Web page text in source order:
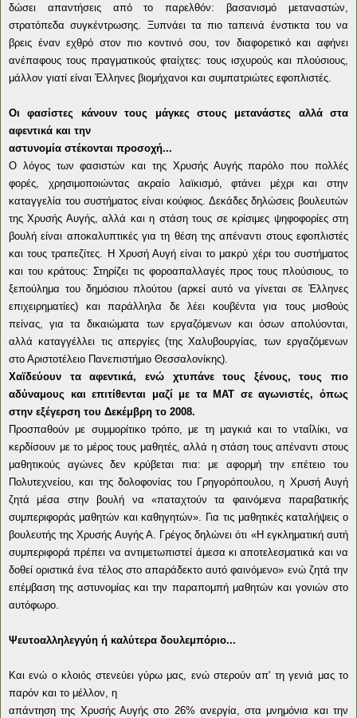
δώσει απαντήσεις από το παρελθόν: βασανισμό μεταναστών,
στρατόπεδα συγκέντρωσης. Ξυπνάει τα πιο ταπεινά ένστικτα του να
βρεις έναν εχθρό στον πιο κοντινό σου, τον διαφορετικό και αφήνει
ανέπαφους τους πραγματικούς φταίχτες: τους ισχυρούς και πλούσιους,
μάλλον γιατί είναι Έλληνες βιομήχανοι και συμπατριώτες εφοπλιστές.
Οι φασίστες κάνουν τους μάγκες στους μετανάστες αλλά στα
αφεντικά και την
αστυνομία στέκονται προσοχή...
Ο λόγος των φασιστών και της Χρυσής Αυγής παρόλο που πολλές
φορές, χρησιμοποιώντας ακραίο λαϊκισμό, φτάνει μέχρι και στην
καταγγελία του συστήματος είναι κούφιος. Δεκάδες δηλώσεις βουλευτών
της Χρυσής Αυγής, αλλά και η στάση τους σε κρίσιμες ψηφοφορίες στη
βουλή είναι αποκαλυπτικές για τη θέση της απέναντι στους εφοπλιστές
και τους τραπεζίτες. Η Χρυσή Αυγή είναι το μακρύ χέρι του συστήματος
και του κράτους: Στηρίζει τις φοροαπαλλαγές προς τους πλούσιους, το
ξεπούλημα του δημόσιου πλούτου (αρκεί αυτό να γίνεται σε Έλληνες
επιχειρηματίες) και παράλληλα δε λέει κουβέντα για τους μισθούς
πείνας, για τα δικαιώματα των εργαζόμενων και όσων απολύονται,
αλλά καταγγέλλει τις απεργίες (της Χαλυβουργίας, των εργαζόμενων
στο Αριστοτέλειο Πανεπιστήμιο Θεσσαλονίκης).
Χαϊδεύουν τα αφεντικά, ενώ χτυπάνε τους ξένους, τους πιο
αδύναμους και επιτίθενται μαζί με τα ΜΑΤ σε αγωνιστές, όπως
στην εξέγερση του Δεκέμβρη το 2008.
Προσπαθούν με συμμορίτικο τρόπο, με τη μαγκιά και το νταΐλίκι, να
κερδίσουν με το μέρος τους μαθητές, αλλά η στάση τους απέναντι στους
μαθητικούς αγώνες δεν κρύβεται πια: με αφορμή την επέτειο του
Πολυτεχνείου, και της δολοφονίας του Γρηγορόπουλου, η Χρυσή Αυγή
ζητά μέσα στην βουλή να «παταχτούν τα φαινόμενα παραβατικής
συμπεριφοράς μαθητών και καθηγητών». Για τις μαθητικές καταλήψεις ο
βουλευτής της Χρυσής Αυγής Α. Γρέγος δηλώνει ότι «Η εγκληματική αυτή
συμπεριφορά πρέπει να αντιμετωπιστεί άμεσα κι αποτελεσματικά και να
δοθεί οριστικά ένα τέλος στο απαράδεκτο αυτό φαινόμενο» ενώ ζητά την
επέμβαση της αστυνομίας και την παραπομπή μαθητών και γονιών στο
αυτόφωρο.
Ψευτοαλληλεγγύη ή καλύτερα δουλεμπόριο...
Και ενώ ο κλοιός στενεύει γύρω μας, ενώ στερούν απ' τη γενιά μας το
παρόν και το μέλλον, η
απάντηση της Χρυσής Αυγής στο 26% ανεργία, στα μνημόνια και την